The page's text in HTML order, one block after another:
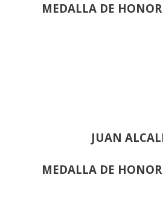
MEDALLA DE
JUAN
MEDALLA DE